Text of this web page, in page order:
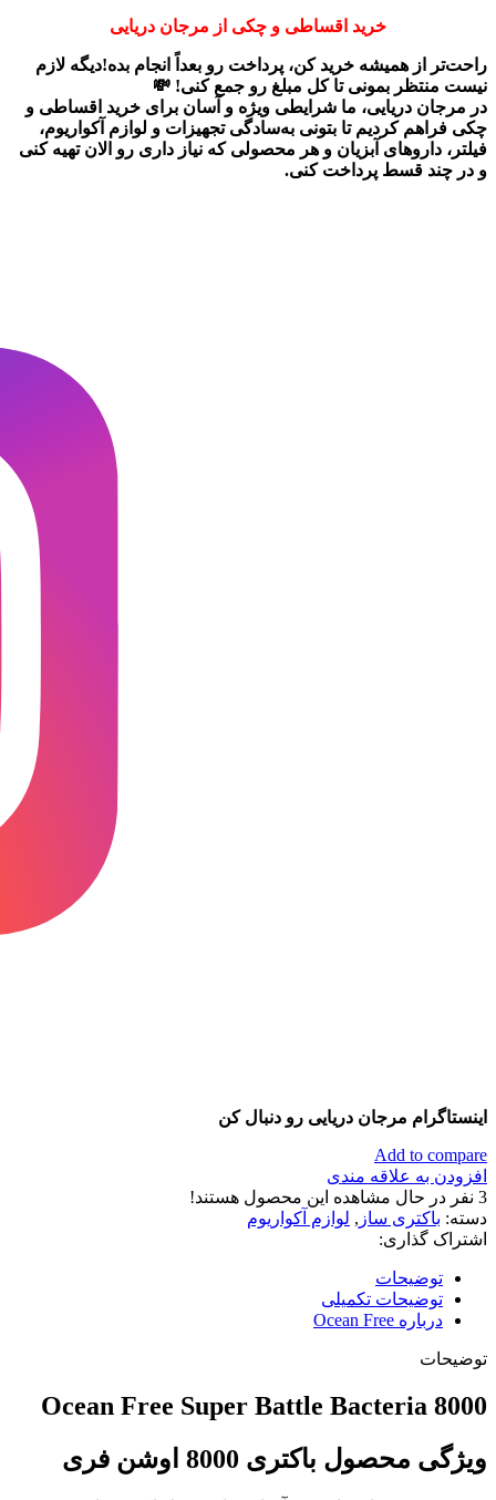
خرید اقساطی و چکی از مرجان دریایی
راحت‌تر از همیشه خرید کن، پرداخت رو بعداً انجام بده!دیگه لازم
نیست منتظر بمونی تا کل مبلغ رو جمع کنی! 💸
در مرجان دریایی، ما شرایطی ویژه و آسان برای خرید اقساطی و
چکی فراهم کردیم تا بتونی به‌سادگی تجهیزات و لوازم آکواریوم،
فیلتر، داروهای آبزیان و هر محصولی که نیاز داری رو الان تهیه کنی
و در چند قسط پرداخت کنی.
اینستاگرام مرجان دریایی رو دنبال کن
Add to compare
افزودن به علاقه مندی
3 نفر در حال مشاهده این محصول هستند!
دسته: باکتری ساز , لوازم آکواریوم
اشتراک گذاری:
توضیحات
توضیحات تکمیلی
درباره Ocean Free
توضیحات
Ocean Free Super Battle Bacteria 8000
ویژگی محصول باکتری 8000 اوشن فری